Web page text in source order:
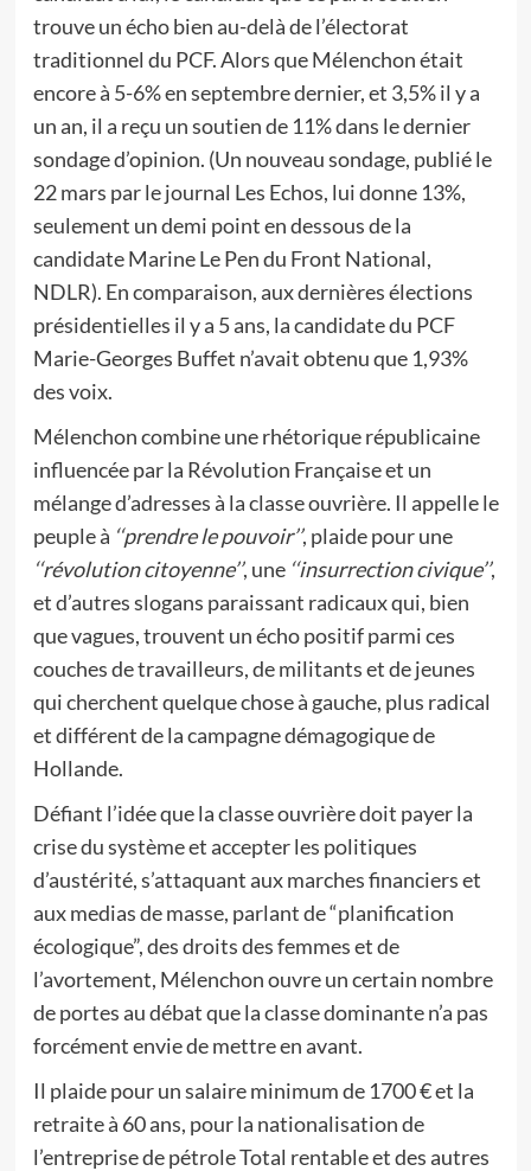
trouve un écho bien au-delà de l’électorat
traditionnel du PCF. Alors que Mélenchon était
encore à 5-6% en septembre dernier, et 3,5% il y a
un an, il a reçu un soutien de 11% dans le dernier
sondage d’opinion. (Un nouveau sondage, publié le
22 mars par le journal Les Echos, lui donne 13%,
seulement un demi point en dessous de la
candidate Marine Le Pen du Front National,
NDLR). En comparaison, aux dernières élections
présidentielles il y a 5 ans, la candidate du PCF
Marie-Georges Buffet n’avait obtenu que 1,93%
des voix.
Mélenchon combine une rhétorique républicaine
influencée par la Révolution Française et un
mélange d’adresses à la classe ouvrière. Il appelle le
peuple à ‘‘prendre le pouvoir’’, plaide pour une
‘‘révolution citoyenne’’, une ‘‘insurrection civique’’,
et d’autres slogans paraissant radicaux qui, bien
que vagues, trouvent un écho positif parmi ces
couches de travailleurs, de militants et de jeunes
qui cherchent quelque chose à gauche, plus radical
et différent de la campagne démagogique de
Hollande.
Défiant l’idée que la classe ouvrière doit payer la
crise du système et accepter les politiques
d’austérité, s’attaquant aux marches financiers et
aux medias de masse, parlant de “planification
écologique”, des droits des femmes et de
l’avortement, Mélenchon ouvre un certain nombre
de portes au débat que la classe dominante n’a pas
forcément envie de mettre en avant.
Il plaide pour un salaire minimum de 1700 € et la
retraite à 60 ans, pour la nationalisation de
l’entreprise de pétrole Total rentable et des autres